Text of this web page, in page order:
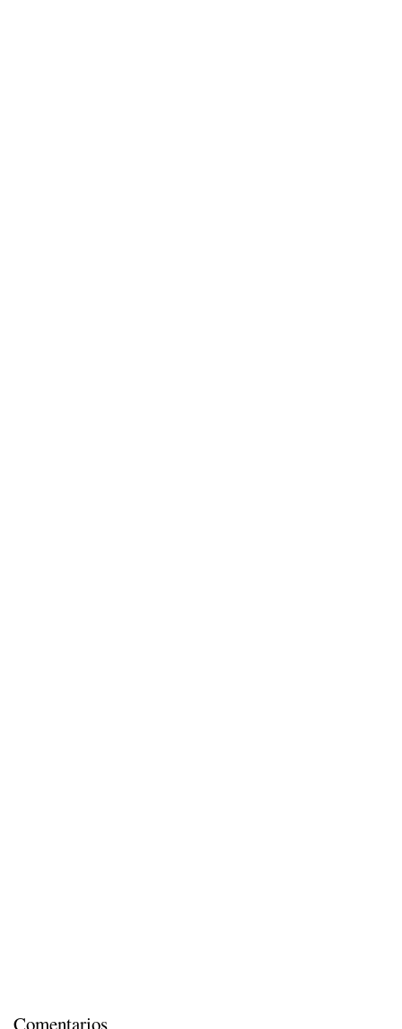
Comentarios